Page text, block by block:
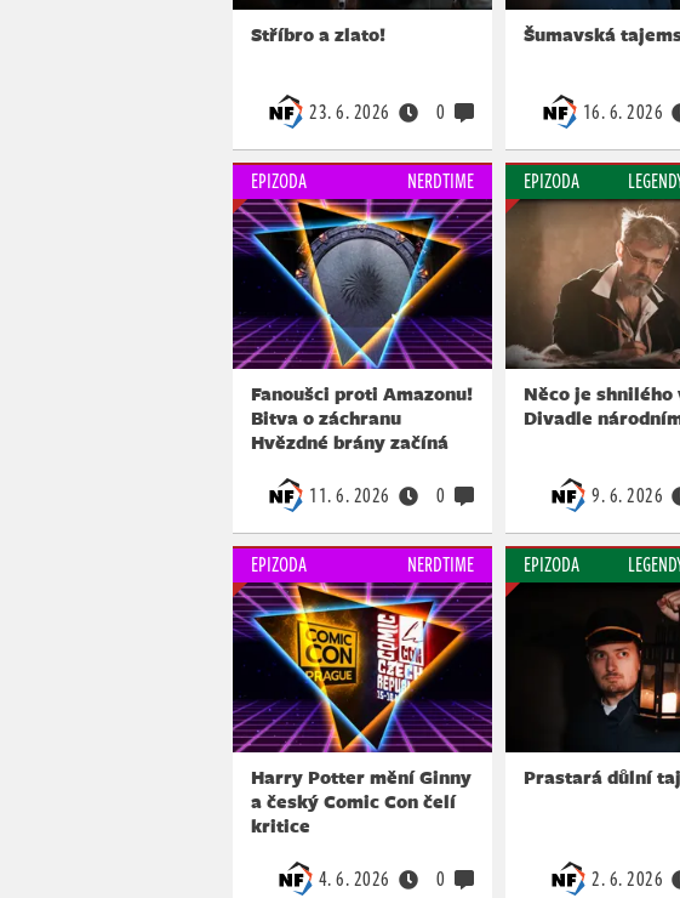
Stříbro a zlato!
23. 6. 2026 0
Šumavská
16. 6. 2026
EPIZODA NERDTIME
Fanoušci proti Amazonu!
Bitva o záchranu
Hvězdné brány začíná
11. 6. 2026 0
EPIZODA
Něco je shnilého
Divadle
9. 6. 2026
EPIZODA NERDTIME
Harry Potter mění Ginny
a český Comic Con čelí
kritice
4. 6. 2026 0
EPIZODA
Prastará důlní
2. 6. 2026